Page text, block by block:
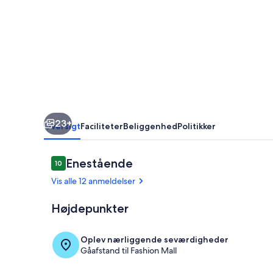
23+
OversigtFaciliteterBeliggenhedPolitikker
Anmeldelser
1010 ud af 10.
Enestående
Vis alle 12 anmeldelser
Højdepunkter
Oplev nærliggende seværdigheder
Gåafstand til Fashion Mall